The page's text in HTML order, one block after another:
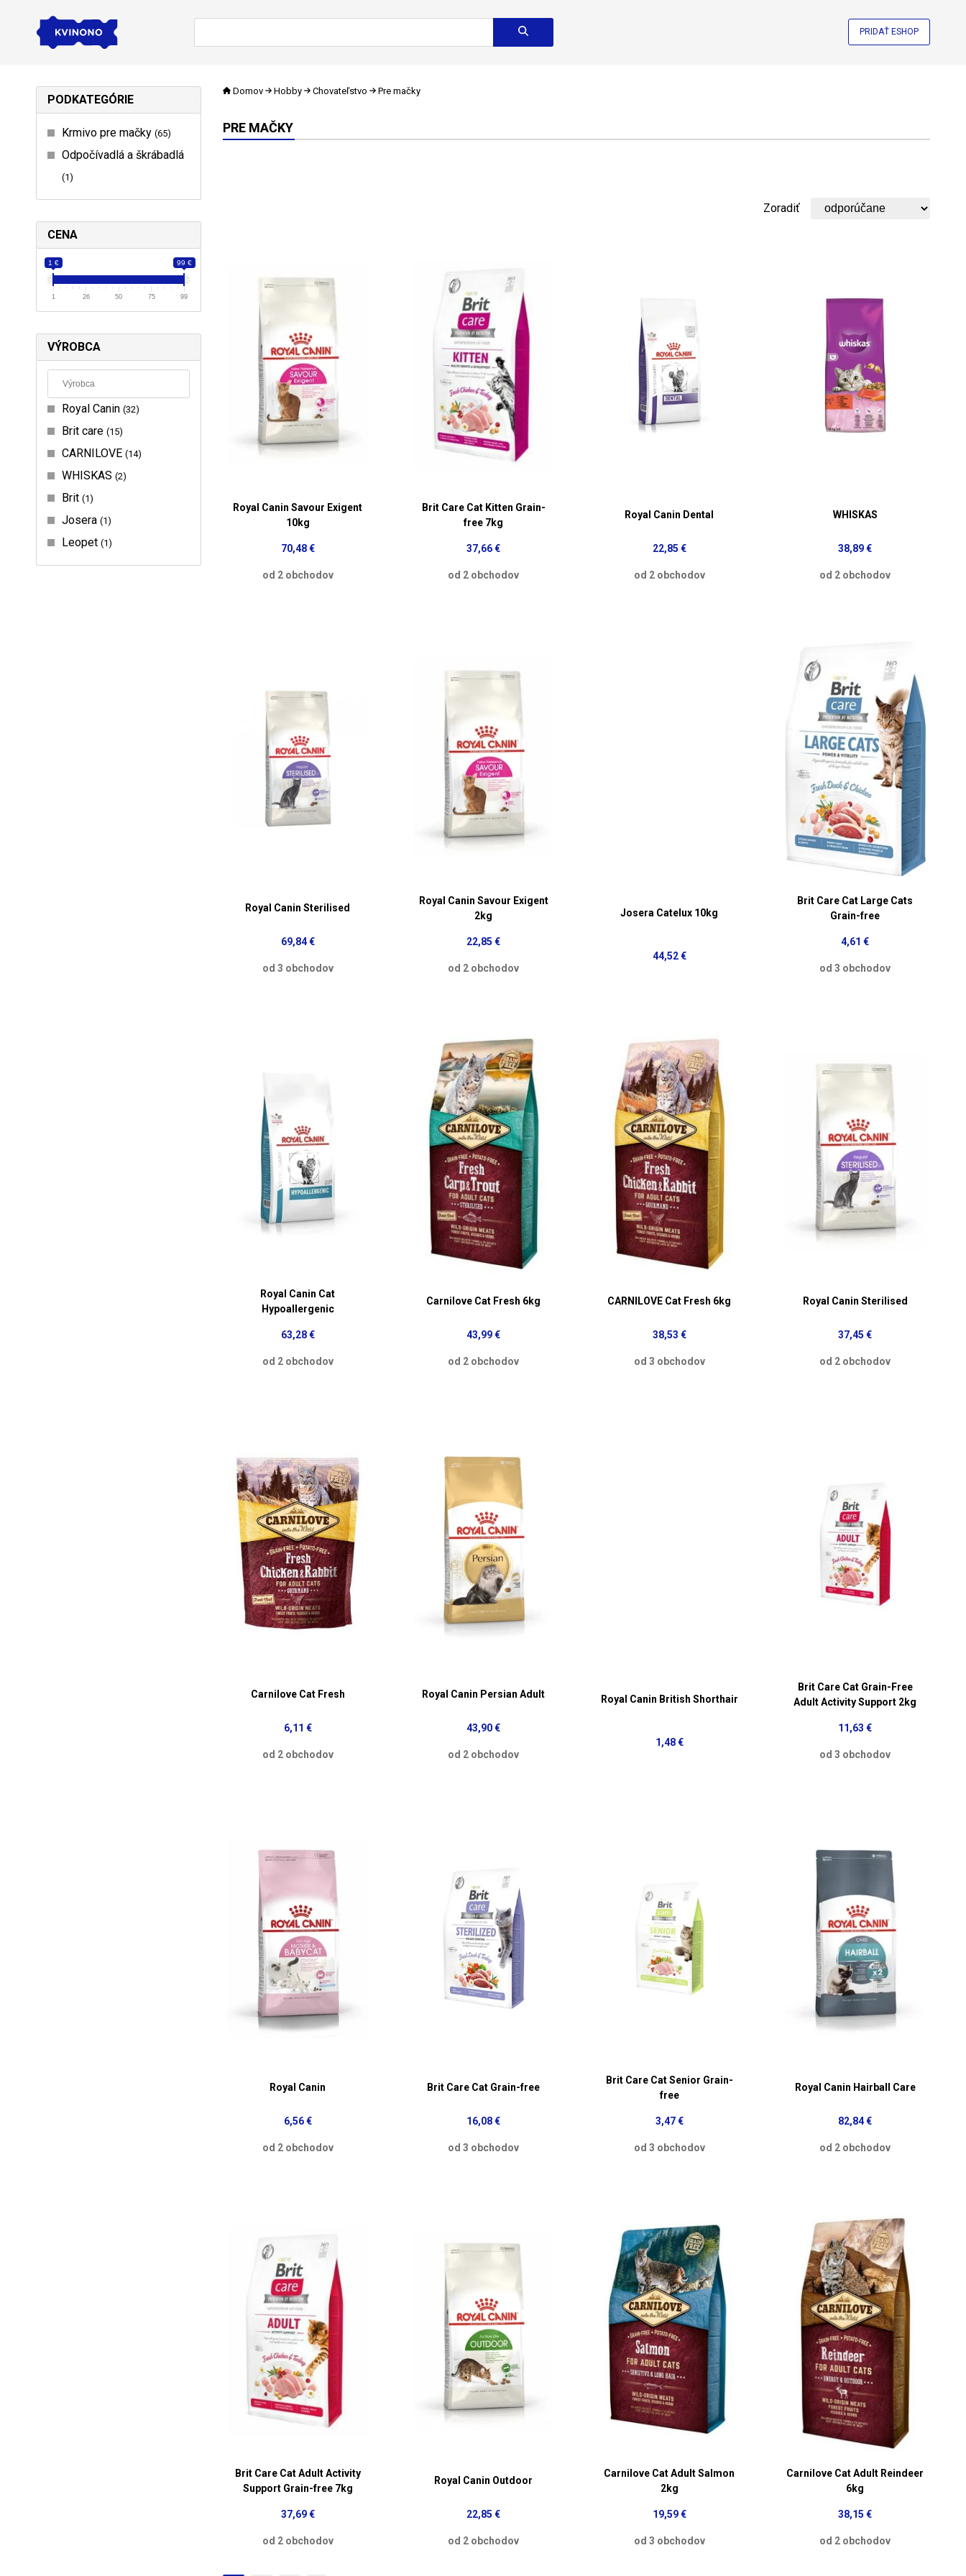
PRIDAŤ ESHOP
PODKATEGÓRIE
Krmivo pre mačky 65
Odpočívadlá a škrábadlá
1
CENA
1 € 99 €
1 26 50 75 99
VÝROBCA
Royal Canin 32
Brit care 15
CARNILOVE 14
WHISKAS 2
Brit 1
Josera 1
Leopet 1
Domov Hobby Chovateľstvo Pre mačky
PRE MAČKY
Zoradiť
Royal Canin Savour Exigent
10kg
70,48 €
od 2 obchodov
Brit Care Cat Kitten Grain-
free 7kg
37,66 €
od 2 obchodov
Royal Canin Dental
22,85 €
od 2 obchodov
WHISKAS
38,89 €
od 2 obchodov
Royal Canin Sterilised
69,84 €
od 3 obchodov
Royal Canin Savour Exigent
2kg
22,85 €
od 2 obchodov
Josera Catelux 10kg
44,52 €
Brit Care Cat Large Cats
Grain-free
4,61 €
od 3 obchodov
Royal Canin Cat
Hypoallergenic
63,28 €
od 2 obchodov
Carnilove Cat Fresh 6kg
43,99 €
od 2 obchodov
CARNILOVE Cat Fresh 6kg
38,53 €
od 3 obchodov
Royal Canin Sterilised
37,45 €
od 2 obchodov
Carnilove Cat Fresh
6,11 €
od 2 obchodov
Royal Canin Persian Adult
43,90 €
od 2 obchodov
Royal Canin British Shorthair
1,48 €
Brit Care Cat Grain-Free
Adult Activity Support 2kg
11,63 €
od 3 obchodov
Royal Canin
6,56 €
od 2 obchodov
Brit Care Cat Grain-free
16,08 €
od 3 obchodov
Brit Care Cat Senior Grain-
free
3,47 €
od 3 obchodov
Royal Canin Hairball Care
82,84 €
od 2 obchodov
Brit Care Cat Adult Activity
Support Grain-free 7kg
37,69 €
od 2 obchodov
Royal Canin Outdoor
22,85 €
od 2 obchodov
Carnilove Cat Adult Salmon
2kg
19,59 €
od 3 obchodov
Carnilove Cat Adult Reindeer
6kg
38,15 €
od 2 obchodov